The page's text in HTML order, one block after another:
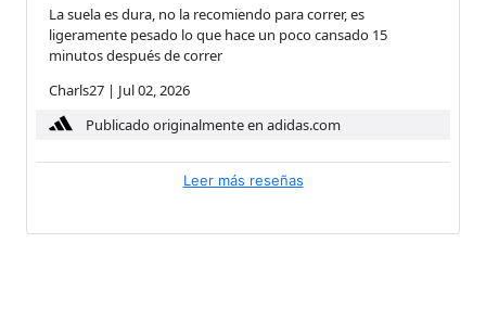
La suela es dura, no la recomiendo para correr, es
ligeramente pesado lo que hace un poco cansado 15
minutos después de correr
Charls27 | Jul 02, 2026
Publicado originalmente en adidas.com
Leer más reseñas